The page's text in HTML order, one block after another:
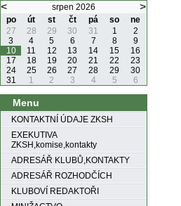
< srpen 2026 >
po út st čt pá so
ne
27
28 29 30 31 1
2
3
4 5 6 7 8
9
10
11 12 13 14 15
16
17
18 19 20 21 22
23
24
25 26 27 28 29
30
31
1 2 3 4 5 6
Menu
KONTAKTNÍ ÚDAJE ZKSH
EXEKUTIVA
ZKSH,komise,kontakty
ADRESÁŘ KLUBŮ,KONTAKTY
ADRESÁŘ ROZHODČÍCH
KLUBOVÍ REDAKTOŘI